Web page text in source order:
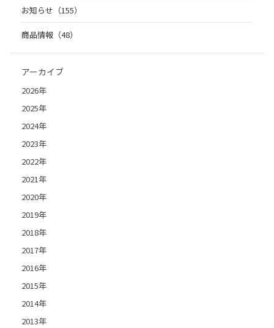
お知らせ（155）
商品情報（48）
アーカイブ
2026年
2025年
2024年
2023年
2022年
2021年
2020年
2019年
2018年
2017年
2016年
2015年
2014年
2013年